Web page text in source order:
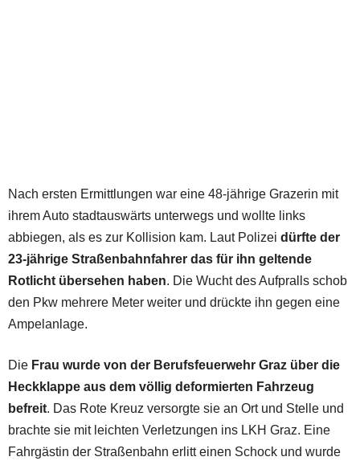
Nach ersten Ermittlungen war eine 48-jährige Grazerin mit
ihrem Auto stadtauswärts unterwegs und wollte links
abbiegen, als es zur Kollision kam. Laut Polizei dürfte der
23-jährige Straßenbahnfahrer das für ihn geltende
Rotlicht übersehen haben. Die Wucht des Aufpralls schob
den Pkw mehrere Meter weiter und drückte ihn gegen eine
Ampelanlage.
Die Frau wurde von der Berufsfeuerwehr Graz über die
Heckklappe aus dem völlig deformierten Fahrzeug
befreit. Das Rote Kreuz versorgte sie an Ort und Stelle und
brachte sie mit leichten Verletzungen ins LKH Graz. Eine
Fahrgästin der Straßenbahn erlitt einen Schock und wurde